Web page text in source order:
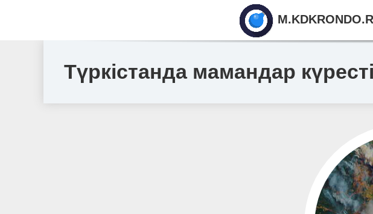
Түркістанда мамандар